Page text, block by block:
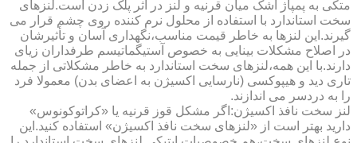
متکی به پمپاژ اشک میان قرنیه و لنز در اثر پلک زدن است.لنزهای
سخت استاندارد با استفاده از محلول نرم کننده روی چشم قرار می
گیرند.این لنزها به خاطر قیمت مناسب،نگهداری آسان و تأثیرشان
در اصلاح مشکلات بینایی به خصوص آستیگماتیسم طرفداران زیای
دارند.با این همه،لنزهای سخت استاندارد به خاطر مشکلاتی از جمله
تاری دید و هیپوکسی (نارسایی اکسیژن به اعضای بدن) معمولا فرد
را به دردسر می اندازند.
لنز سخت نافذ اکسیژن:اگر مشکل قوز قرنیه یا «کراتوکونوس»
دارید بهتر است از «لنزهای سخت نافذ اکسیژن» استفاده کنید.این